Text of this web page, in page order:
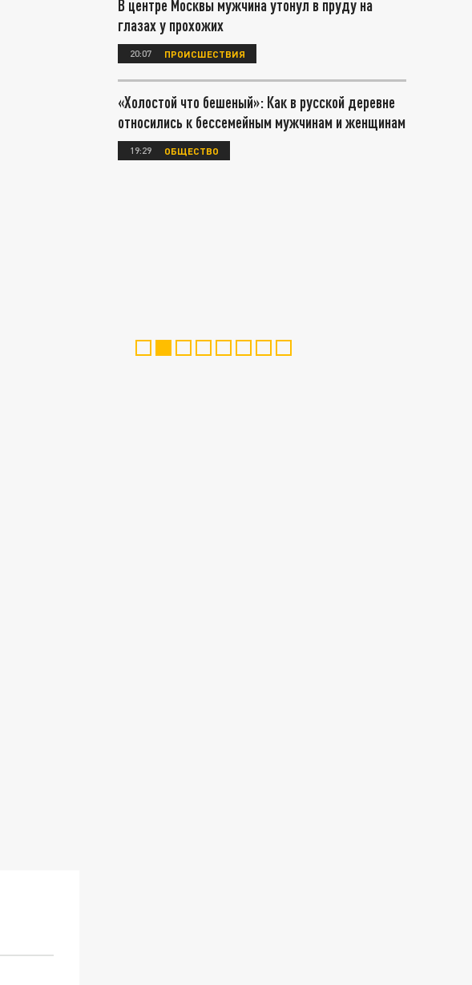
В центре Москвы мужчина утонул в пруду на
глазах у прохожих
20:07 ПРОИСШЕСТВИЯ
«Холостой что бешеный»: Как в русской деревне
относились к бессемейным мужчинам и женщинам
19:29 ОБЩЕСТВО